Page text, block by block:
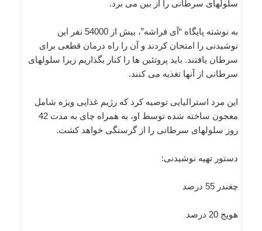
سلولهای سرطانی را از بین می برد.
به نوشته پایگاه “آی فراشه”، بیش از 54000 نفر این
نوشیدنی را امتحان کردند و آن را راه درمان قطعی برای
سرطان یافتند. باید پروتئین ها را کنار بگذاریم زیرا سلولهای
سرطانی از آنها تغذیه می کنند.
این مرد استرالیایی توصیه کرد که رژیم غذایی ویژه شامل
معجون ساخته شده توسط او، به همراه چای به مدت 42
روز سلولهای سرطانی را از گرسنگی خواهد کشت.
دستور تهیه نوشیدنی:
چغندر 55 درصد
هویج 20 درصد